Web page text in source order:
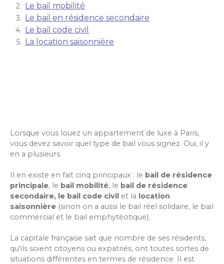
Le bail mobilité
Le bail en résidence secondaire
Le bail code civil
La location saisonnière
Lorsque vous louez un appartement de luxe à Paris,
vous devez savoir quel type de bail vous signez. Oui, il y
en a plusieurs.
Il en existe en fait cinq principaux : le bail de résidence
principale, le bail mobilité, le bail de résidence
secondaire, le bail code civil et la location
saisonnière (sinon on a aussi le bail réel solidaire, le bail
commercial et le bail emphytéotique).
La capitale française sait que nombre de ses résidents,
qu'ils soient citoyens ou expatriés, ont toutes sortes de
situations différentes en termes de résidence. Il est